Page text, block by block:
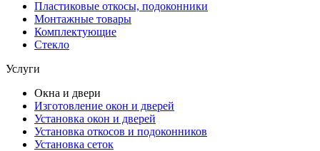
Пластиковые откосы, подоконники
Монтажные товары
Комплектующие
Стекло
Услуги
Окна и двери
Изготовление окон и дверей
Установка окон и дверей
Установка откосов и подоконников
Установка сеток